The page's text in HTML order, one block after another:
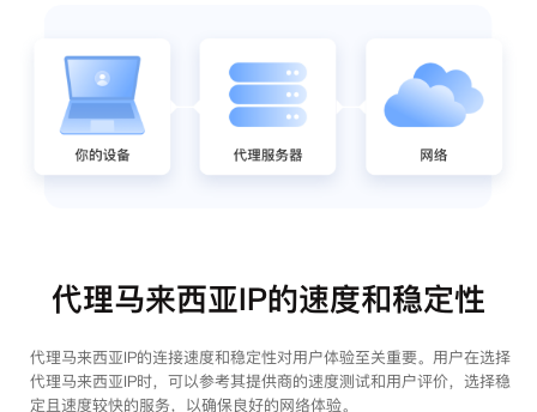
代理马来西亚IP的速度和稳定性
代理马来西亚IP的连接速度和稳定性对用户体验至关重要。用户在选择
代理马来西亚IP时，可以参考其提供商的速度测试和用户评价，选择稳
定且速度较快的服务，以确保良好的网络体验。